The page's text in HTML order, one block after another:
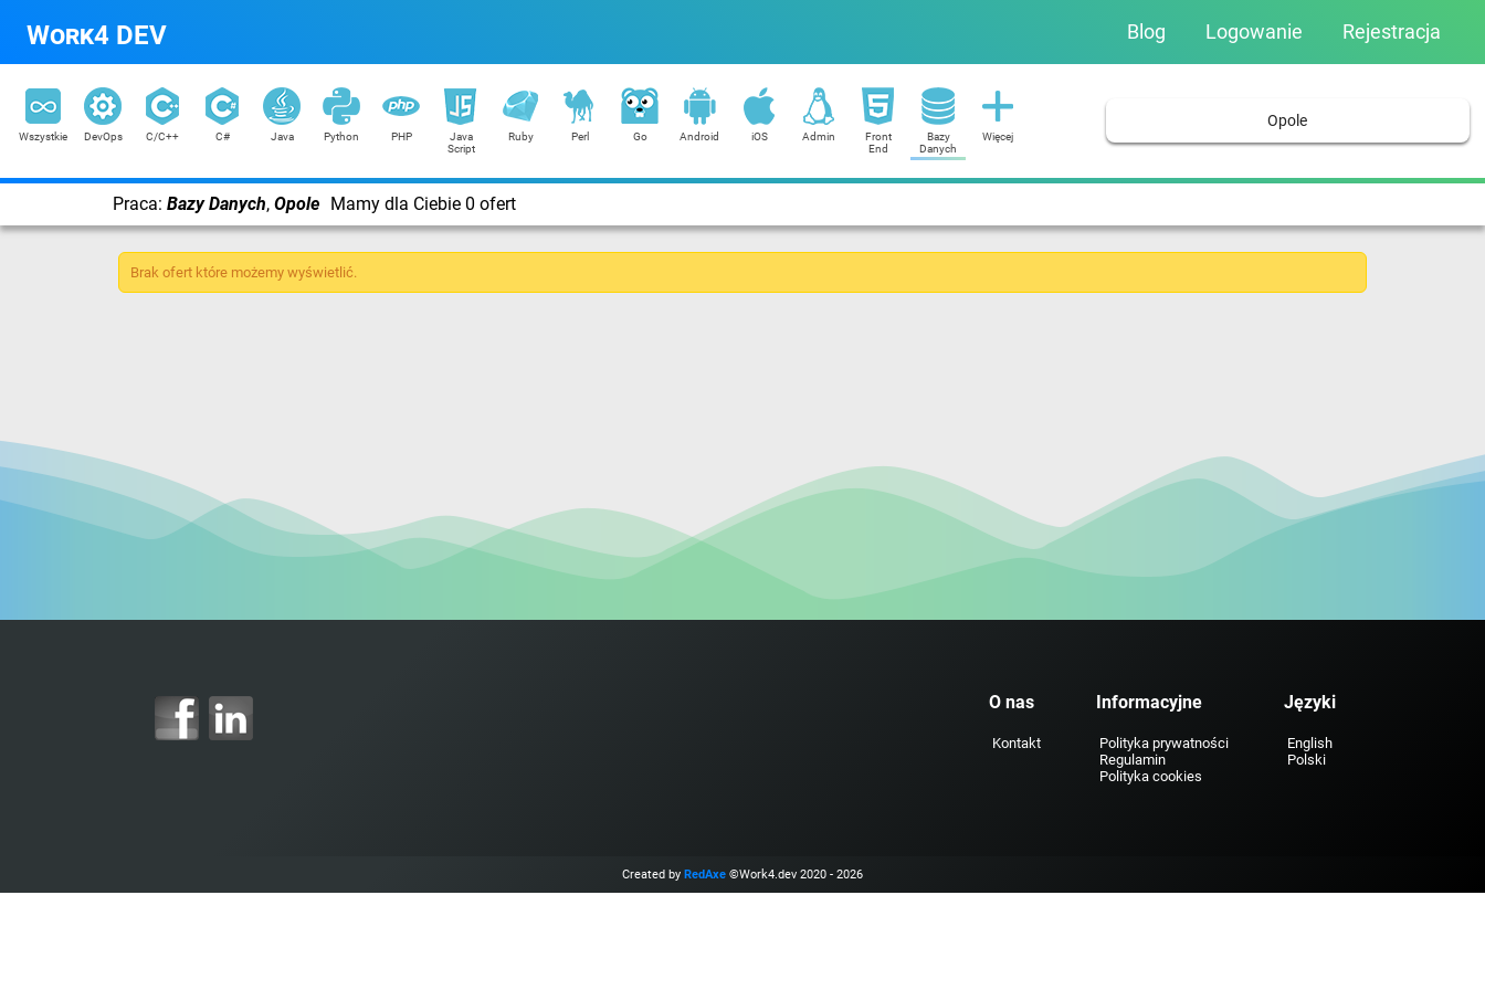
Work4 DEV Blog Logowanie Rejestracja
Wszystkie DevOps C/C++ C# Java Python PHP
Java
Script
Ruby Perl Go Android iOS Admin
Front
End
Bazy
Danych
Więcej
Opole
Praca: Bazy Danych, Opole Mamy dla Ciebie 0 ofert
Brak ofert które możemy wyświetlić.
O nas
Kontakt
Informacyjne
Polityka prywatności
Regulamin
Polityka cookies
Języki
English
Polski
Created by RedAxe ©Work4.dev 2020 - 2026